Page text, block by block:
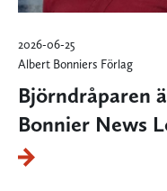
2026-06-25
Albert Bonniers Förlag
Björndråparen
Bonnier News